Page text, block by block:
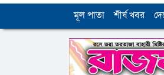
মূল পাতা শীর্ষ খবর